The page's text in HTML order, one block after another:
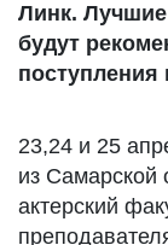
Линк. Лучшие
будут
23,24 и 25
из Самарской
актерский